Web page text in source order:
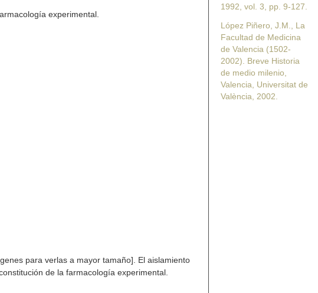
experimental.
para verlas a mayor tamaño]. El aislamiento
de la farmacología experimental.
1992, vol. 3, pp. 9-127.
López Piñero, J.M., La
Facultad de Medicina
de Valencia (1502-
2002). Breve Historia
de medio milenio,
Valencia, Universitat de
València, 2002.